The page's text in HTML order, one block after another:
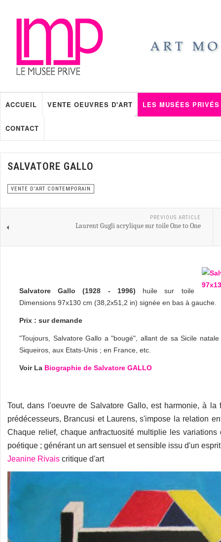
ACCUEIL VENTE OEUVRES D'ART LES MUSÉES PRIVÉS
CONTACT
SALVATORE GALLO
VENTE D'ART CONTEMPORAIN
PREVIOUS ARTICLE
Laurent Gugli acrylique sur toile One to One
Salvatore Gallo (1928 - 1996) huile sur toile
Dimensions 97x130 cm (38,2x51,2 in) signée en bas à gauche.
Prix : sur demande
"Toujours, Salvatore Gallo a "bougé", allant de sa Sicile
Siqueiros, aux Etats-Unis ; en France, etc.
Voir La Biographie de Salvatore GALLO
Tout, dans l'oeuvre de Salvatore Gallo, est harmonie, à
prédécesseurs, Brancusi et Laurens, s'impose la relation
Chaque relief, chaque anfractuosité multiplie les
poétique ; générant un art sensuel et sensible issu d'un
Jeanine Rivais critique d'art